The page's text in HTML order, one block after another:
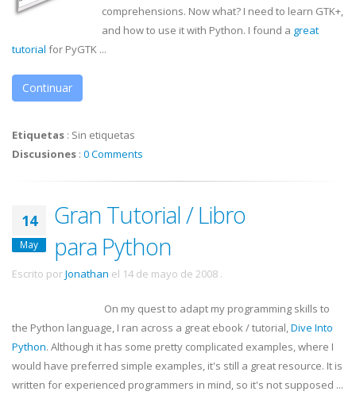
comprehensions. Now what? I need to learn GTK+,
and how to use it with Python. I found a great
tutorial for PyGTK ...
Continuar
Etiquetas : Sin etiquetas
Discusiones : 0 Comments
14
May
Gran Tutorial / Libro
para Python
Escrito porJonathan el 14 de mayo de 2008 .
On my quest to adapt my programming skills to
the Python language, I ran across a great ebook/ tutorial,Dive Into
Python. Although it has some pretty complicated examples, where I
would have preferred simple examples, it's still a great resource. It is
written for experienced programmers in mind, so it's not supposed ...